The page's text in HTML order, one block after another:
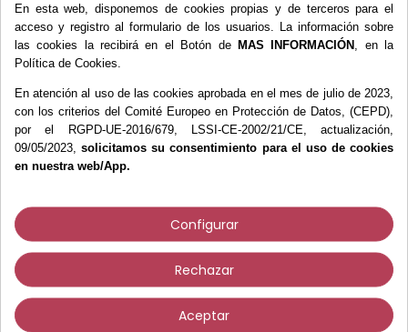
Pulidoras Podología
Purificadores de Aire
Reanimación
Sillón Podología
Sistemas de Aspiración
Taburetes
Vacuums Podología
Exploración y Diagnóstico
Fieltros y Moleskines
Fisioterapia
Fresas
Higiene y Desinfección
Instrumental
En esta web, disponemos de cookies propias y de terceros para el
acceso y registro al formulario de los usuarios. La información sobre
las cookies la recibirá en el Botón de MAS INFORMACIÓN , en la
Política de Cookies.
En atención al uso de las cookies aprobada en el mes de julio de 2023,
con los criterios del Comité Europeo en Protección de Datos, (CEPD),
por el RGPD-UE-2016/679, LSSI-CE-2002/21/CE, actualización,
09/05/2023,solicitamos su consentimiento para el uso de cookies
en nuestra web/App.
Configurar
Rechazar
Aceptar